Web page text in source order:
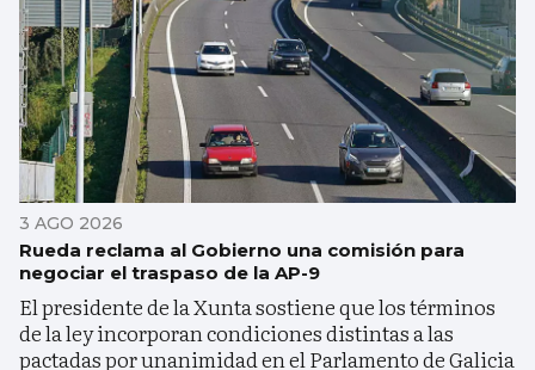
3 AGO 2026
Rueda reclama al Gobierno una comisión para
negociar el traspaso de la AP-9
El presidente de la Xunta sostiene que los términos
de la ley incorporan condiciones distintas a las
pactadas por unanimidad en el Parlamento de Galicia